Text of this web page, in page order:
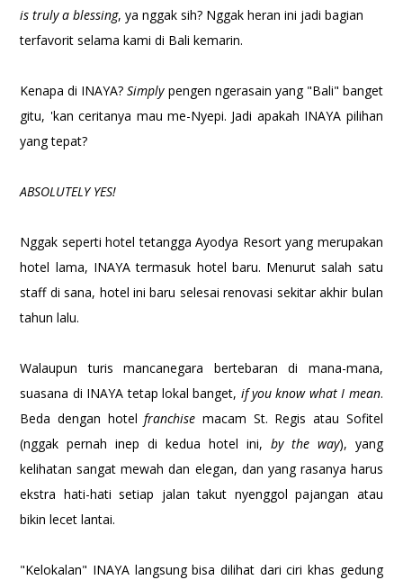
is truly a blessing, ya nggak sih? Nggak heran ini jadi bagian
terfavorit selama kami di Bali kemarin.
Kenapa di INAYA?Simply pengen ngerasain yang "Bali" banget
gitu, 'kan ceritanya mau me-Nyepi. Jadi apakah INAYA pilihan
yang tepat?
ABSOLUTELY YES!
Nggak seperti hotel tetangga Ayodya Resort yang merupakan
hotel lama, INAYA termasuk hotel baru. Menurut salah satu
staff di sana, hotel ini baru selesai renovasi sekitar akhir bulan
tahun lalu.
Walaupun turis mancanegara bertebaran di mana-mana,
suasana di INAYA tetap lokal banget, if you know what I mean.
Beda dengan hotelfranchisemacam St. Regis atau Sofitel
(nggak pernah inep di kedua hotel ini, by the way), yang
kelihatan sangat mewah dan elegan, dan yang rasanya harus
ekstra hati-hati setiap jalan takut nyenggol pajangan atau
bikin lecet lantai.
"Kelokalan" INAYA langsung bisa dilihat dari ciri khas gedung